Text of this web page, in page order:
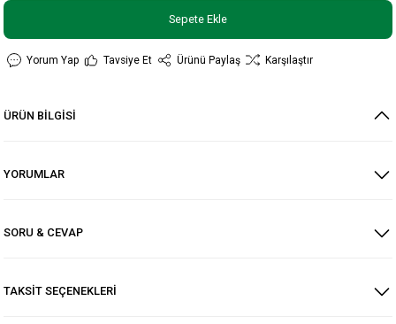
Sepete Ekle
Yorum Yap Tavsiye Et Ürünü Paylaş Karşılaştır
ÜRÜN BİLGİSİ
YORUMLAR
SORU & CEVAP
TAKSİT SEÇENEKLERİ